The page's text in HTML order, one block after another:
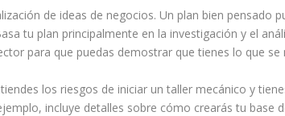
de ideas de negocios. Un plan bien
tu plan principalmente en la investigación y el
para que puedas demostrar que tienes lo que
los riesgos de iniciar un taller mecánico y
incluye detalles sobre cómo crearás tu base